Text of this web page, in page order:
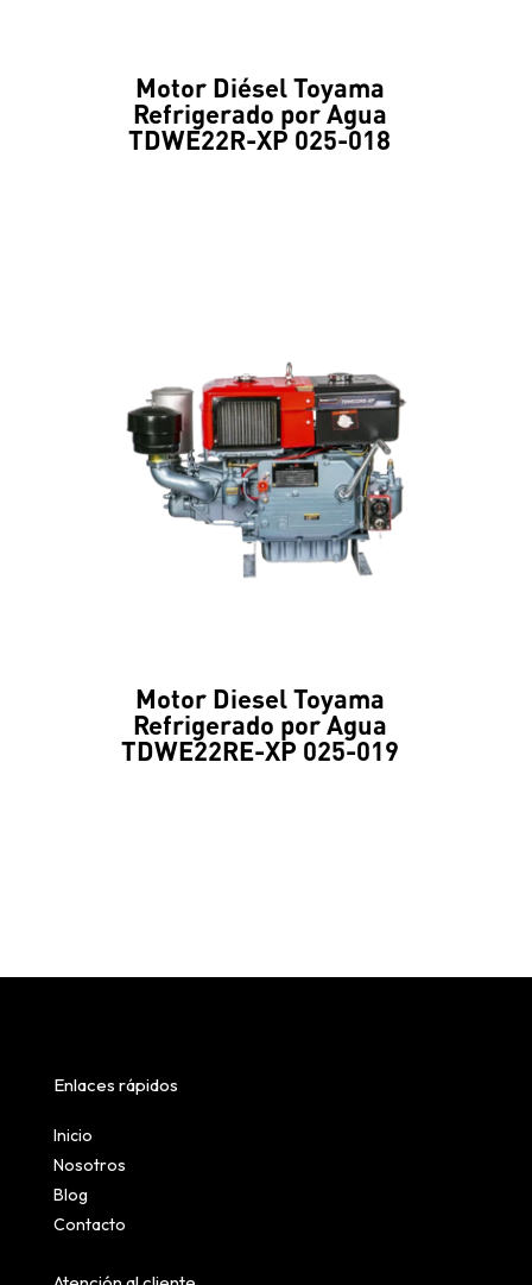
Motor Diésel Toyama
Refrigerado por Agua
TDWE22R-XP 025-018
Motor Diesel Toyama
Refrigerado por Agua
TDWE22RE-XP 025-019
Enlaces rápidos
Inicio
Nosotros
Blog
Contacto